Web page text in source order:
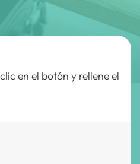
en el botón y rellene el